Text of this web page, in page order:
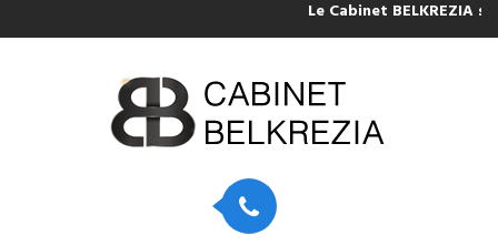
Le Cabinet BELKREZIA